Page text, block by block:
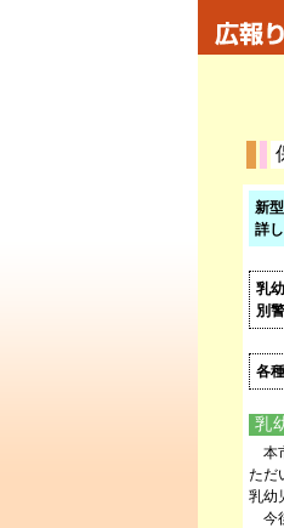
新
詳
乳
別
各
乳
本
ただ
乳幼
今